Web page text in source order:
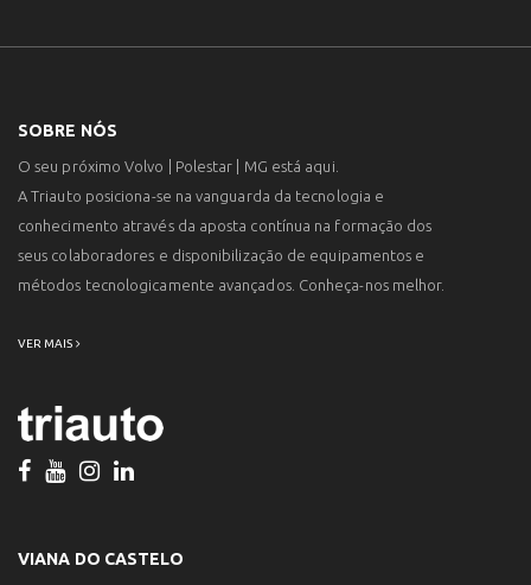
SOBRE NÓS
O seu próximo Volvo | Polestar | MG está aqui.
A Triauto posiciona-se na vanguarda da tecnologia e
conhecimento através da aposta contínua na formação dos
seus colaboradores e disponibilização de equipamentos e
métodos tecnologicamente avançados. Conheça-nos melhor.
VER MAIS
VIANA DO CASTELO